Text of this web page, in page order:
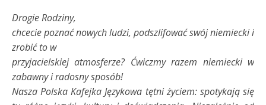
Drogie Rodziny,
chcecie poznać nowych ludzi, podszlifować swój niemiecki i
zrobić to w
przyjacielskiej atmosferze? Ćwiczmy razem niemiecki w
zabawny i radosny sposób!
Nasza Polska Kafejka Językowa tętni życiem: spotykają się